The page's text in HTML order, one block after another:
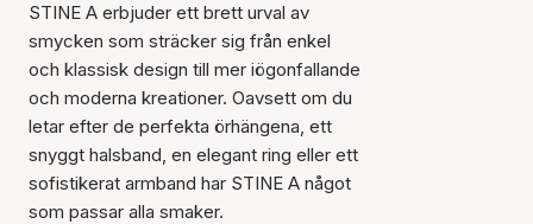
STINE A erbjuder ett brett urval av
smycken som sträcker sig från enkel
och klassisk design till mer iögonfallande
och moderna kreationer. Oavsett om du
letar efter de perfekta örhängena, ett
snyggt halsband, en elegant ring eller ett
sofistikerat armband har STINE A något
som passar alla smaker.